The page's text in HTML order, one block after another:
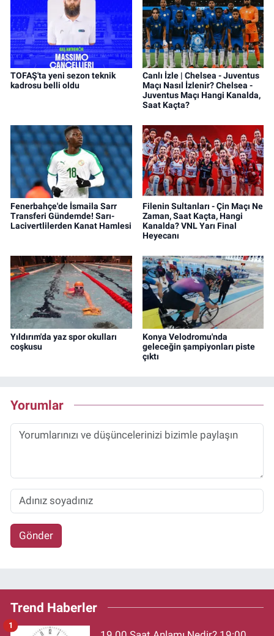
TOFAŞ'ta yeni sezon teknik
kadrosu belli oldu
Canlı İzle | Chelsea - Juventus
Maçı Nasıl İzlenir? Chelsea -
Juventus Maçı Hangi Kanalda,
Saat Kaçta?
Fenerbahçe'de İsmaila Sarr
Transferi Gündemde! Sarı-
Lacivertlilerden Kanat Hamlesi
Filenin Sultanları - Çin Maçı Ne
Zaman, Saat Kaçta, Hangi
Kanalda? VNL Yarı Final
Heyecanı
Yıldırım'da yaz spor okulları
coşkusu
Konya Velodromu'nda
geleceğin şampiyonları piste
çıktı
Yorumlar
Gönder
Trend Haberler
1